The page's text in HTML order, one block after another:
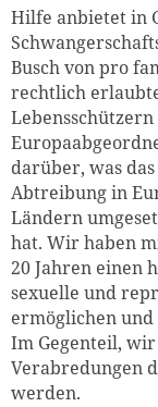
Hilfe anbietet in
Busch von pro
rechtlich
darüber, was
Abtreibung in
Ländern
hat. Wir haben
20 Jahren einen
sexuelle und
ermöglichen und
Im Gegenteil,
Verabredungen
werden.